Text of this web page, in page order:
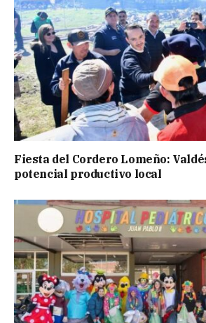
Fiesta del Cordero Lomeño:
potencial productivo local